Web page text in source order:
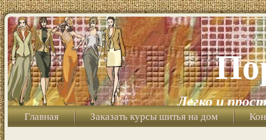
Легко и
Главная Заказать курсы шитья на дом